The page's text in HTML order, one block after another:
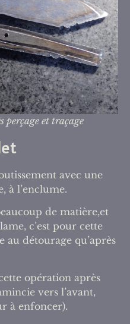
perçage et traçage
avec une
à l’enclume.
de matière,et
c’est pour cette
au détourage qu’après
opération après
vers l’avant,
à enfoncer).